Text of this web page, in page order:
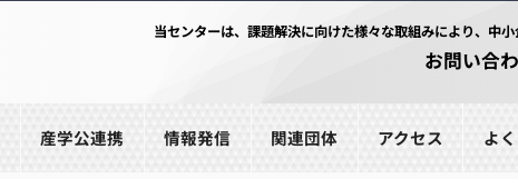
当センターは、課題解決に向けた様々な取組みにより、中
お問い合
産学公連携 情報発信 関連団体 アクセス よ